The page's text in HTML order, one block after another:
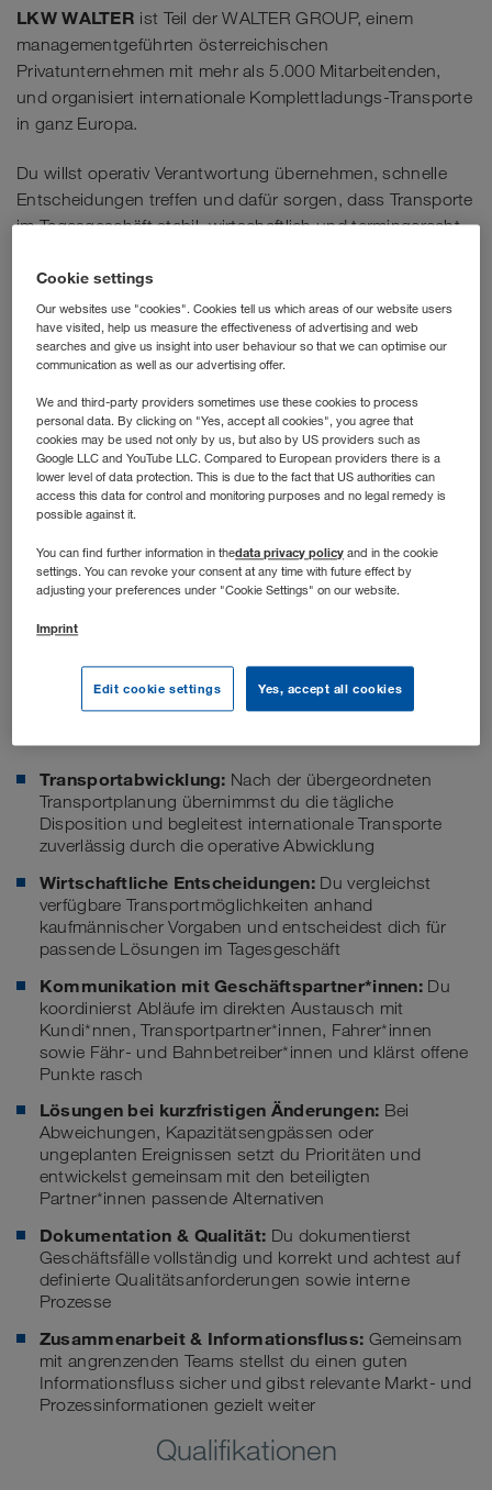
LKW WALTER ist Teil der WALTER GROUP, einem
managementgeführten österreichischen
Privatunternehmen mit mehr als 5.000 Mitarbeitenden,
und organisiert internationale Komplettladungs-Transporte
in ganz Europa.
Du willst operativ Verantwortung übernehmen, schnelle
Entscheidungen treffen und dafür sorgen, dass Transporte
im Tagesgeschäft stabil, wirtschaftlich und termingerecht
steuerst du die operative Transportabwicklung nach der
Grobplanung und hältst die Abläufe auch dann auf Kurs,
wenn’s dynamisch wird.
Stellenbeschreibung
Transportabwicklung: Nach der übergeordneten
Transportplanung übernimmst du die tägliche
Disposition und begleitest internationale Transporte
zuverlässig durch die operative Abwicklung
Wirtschaftliche Entscheidungen: Du vergleichst
verfügbare Transportmöglichkeiten anhand
kaufmännischer Vorgaben und entscheidest dich für
passende Lösungen im Tagesgeschäft
Kommunikation mit Geschäftspartner*innen: Du
koordinierst Abläufe im direkten Austausch mit
Kundi*nnen, Transportpartner*innen, Fahrer*innen
sowie Fähr- und Bahnbetreiber*innen und klärst offene
Punkte rasch
Lösungen bei kurzfristigen Änderungen: Bei
Abweichungen, Kapazitätsengpässen oder
ungeplanten Ereignissen setzt du Prioritäten und
entwickelst gemeinsam mit den beteiligten
Partner*innen passende Alternativen
Dokumentation & Qualität: Du dokumentierst
Geschäftsfälle vollständig und korrekt und achtest auf
definierte Qualitätsanforderungen sowie interne
Prozesse
Zusammenarbeit & Informationsfluss: Gemeinsam
mit angrenzenden Teams stellst du einen guten
Informationsfluss sicher und gibst relevante Markt- und
Prozessinformationen gezielt weiter
Qualifikationen
Cookie settings
Our websites use "cookies". Cookies tell us which areas of our website users
have visited, help us measure the effectiveness of advertising and web
searches and give us insight into user behaviour so that we can optimise our
communication as well as our advertising offer.
We and third-party providers sometimes use these cookies to process
personal data. By clicking on "Yes, accept all cookies", you agree that
cookies may be used not only by us, but also by US providers such as
Google LLC and YouTube LLC. Compared to European providers there is a
lower level of data protection. This is due to the fact that US authorities can
access this data for control and monitoring purposes and no legal remedy is
possible against it.
You can find further information in thedata privacy policy and in the cookie
settings. You can revoke your consent at any time with future effect by
adjusting your preferences under "Cookie Settings" on our website.
Imprint
Edit cookie settings Yes, accept all cookies